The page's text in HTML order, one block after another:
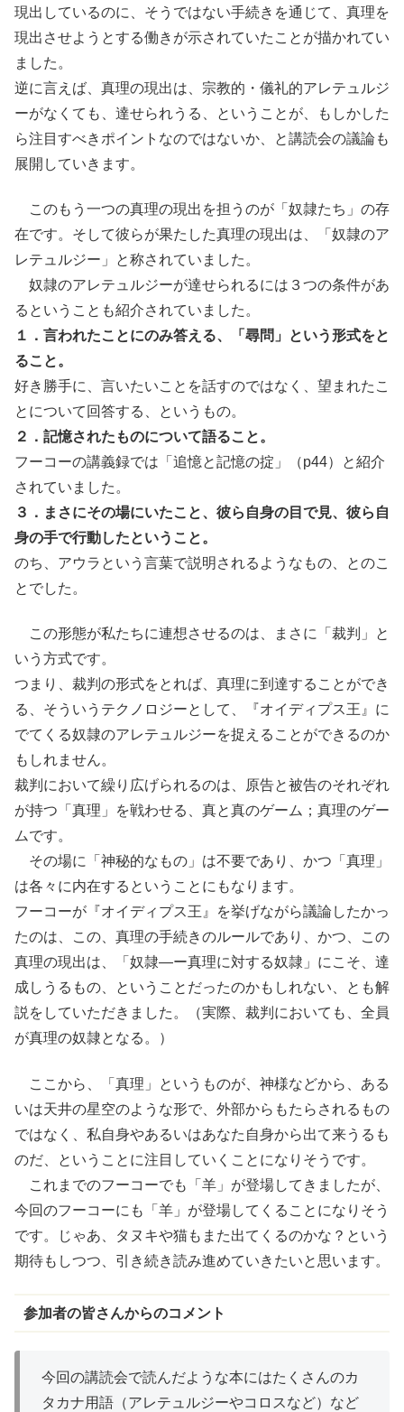
現出しているのに、そうではない手続きを通じて、真理を
現出させようとする働きが示されていたことが描かれてい
ました。
逆に言えば、真理の現出は、宗教的・儀礼的アレテュルジ
ーがなくても、達せられうる、ということが、もしかした
ら注目すべきポイントなのではないか、と講読会の議論も
展開していきます。
このもう一つの真理の現出を担うのが「奴隷たち」の存
在です。そして彼らが果たした真理の現出は、「奴隷のア
レテュルジー」と称されていました。
奴隷のアレテュルジーが達せられるには３つの条件があ
るということも紹介されていました。
１．言われたことにのみ答える、「尋問」という形式をと
ること。
好き勝手に、言いたいことを話すのではなく、望まれたこ
とについて回答する、というもの。
２．記憶されたものについて語ること。
フーコーの講義録では「追憶と記憶の掟」（p44）と紹介
されていました。
３．まさにその場にいたこと、彼ら自身の目で見、彼ら自
身の手で行動したということ。
のち、アウラという言葉で説明されるようなもの、とのこ
とでした。
この形態が私たちに連想させるのは、まさに「裁判」と
いう方式です。
つまり、裁判の形式をとれば、真理に到達することができ
る、そういうテクノロジーとして、『オイディプス王』に
でてくる奴隷のアレテュルジーを捉えることができるのか
もしれません。
裁判において繰り広げられるのは、原告と被告のそれぞれ
が持つ「真理」を戦わせる、真と真のゲーム；真理のゲー
ムです。
その場に「神秘的なもの」は不要であり、かつ「真理」
は各々に内在するということにもなります。
フーコーが『オイディプス王』を挙げながら議論したかっ
たのは、この、真理の手続きのルールであり、かつ、この
真理の現出は、「奴隷―ー真理に対する奴隷」にこそ、達
成しうるもの、ということだったのかもしれない、とも解
説をしていただきました。（実際、裁判においても、全員
が真理の奴隷となる。）
ここから、「真理」というものが、神様などから、ある
いは天井の星空のような形で、外部からもたらされるもの
ではなく、私自身やあるいはあなた自身から出て来うるも
のだ、ということに注目していくことになりそうです。
これまでのフーコーでも「羊」が登場してきましたが、
今回のフーコーにも「羊」が登場してくることになりそう
です。じゃあ、タヌキや猫もまた出てくるのかな？という
期待もしつつ、引き続き読み進めていきたいと思います。
参加者の皆さんからのコメント
今回の講読会で読んだような本にはたくさんのカ
タカナ用語（アレテュルジーやコロスなど）など